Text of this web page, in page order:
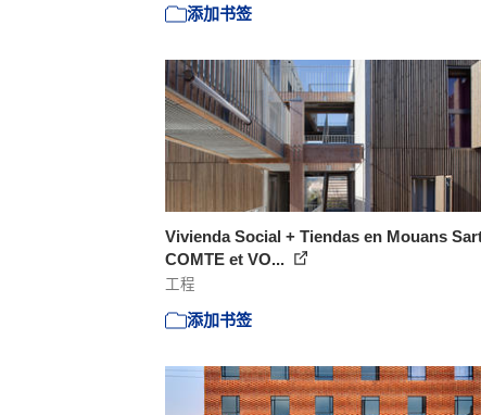
添加书签
Vivienda Social + Tiendas en Mouans
COMTE et VO...
工程
添加书签